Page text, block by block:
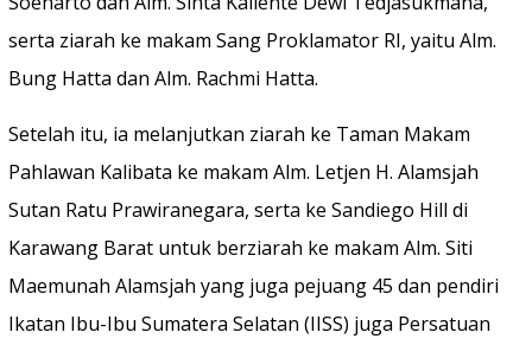
serta ziarah ke makam Sang Proklamator RI, yaitu Alm.
Bung Hatta dan Alm. Rachmi Hatta.
Setelah itu, ia melanjutkan ziarah ke Taman Makam
Pahlawan Kalibata ke makam Alm. Letjen H. Alamsjah
Sutan Ratu Prawiranegara, serta ke Sandiego Hill di
Karawang Barat untuk berziarah ke makam Alm. Siti
Maemunah Alamsjah yang juga pejuang 45 dan pendiri
Ikatan Ibu-Ibu Sumatera Selatan (IISS) juga Persatuan